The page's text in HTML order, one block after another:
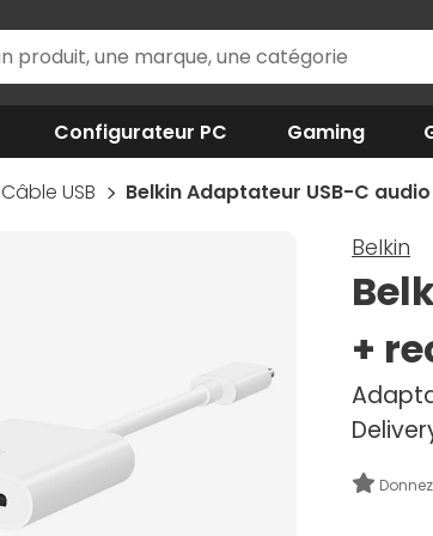
Configurateur PC Gaming
Câble USB Belkin Adaptateur USB-C
Belkin
+